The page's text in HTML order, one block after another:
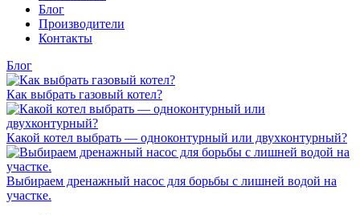
Блог
Производители
Контакты
Блог
Как выбрать газовый котел?
Какой котел выбрать — одноконтурный или двухконтурный?
Выбираем дренажный насос для борьбы с лишней водой на
участке.